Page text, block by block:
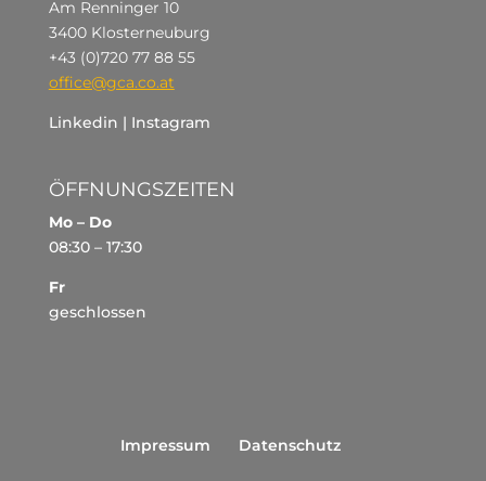
Am Renninger 10
3400 Klosterneuburg
+43 (0)720 77 88 55
office@gca.co.at
Linkedin | Instagram
ÖFFNUNGSZEITEN
Mo – Do
08:30 – 17:30
Fr
geschlossen
Impressum Datenschutz